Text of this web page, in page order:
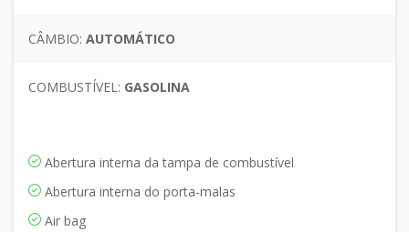
CÂMBIO: AUTOMÁTICO
COMBUSTÍVEL: GASOLINA
Abertura interna da tampa de combustível
Abertura interna do porta-malas
Air bag